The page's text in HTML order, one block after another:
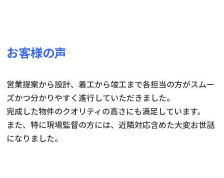
お客様の声
営業提案から設計、着工から竣工まで各担当の方がスムー
ズかつ分かりやすく進行していただきました。
完成した物件のクオリティの高さにも満足しています。
また、特に現場監督の方には、近隣対応含めた大変お世話
になりました。